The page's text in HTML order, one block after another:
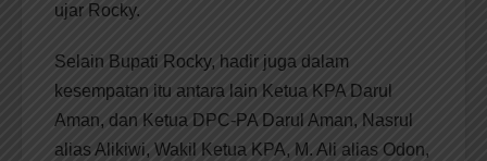
ujar Rocky.
Selain Bupati Rocky, hadir juga dalam
kesempatan itu antara lain Ketua KPA Darul
Aman, dan Ketua DPC-PA Darul Aman, Nasrul
alias Alikiwi, Wakil Ketua KPA, M. Ali alias Odon,